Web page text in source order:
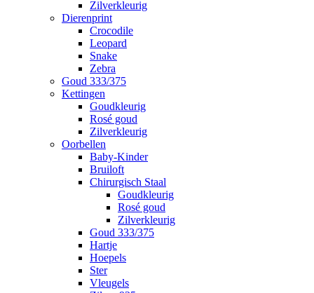
Zilverkleurig
Dierenprint
Crocodile
Leopard
Snake
Zebra
Goud 333/375
Kettingen
Goudkleurig
Rosé goud
Zilverkleurig
Oorbellen
Baby-Kinder
Bruiloft
Chirurgisch Staal
Goudkleurig
Rosé goud
Zilverkleurig
Goud 333/375
Hartje
Hoepels
Ster
Vleugels